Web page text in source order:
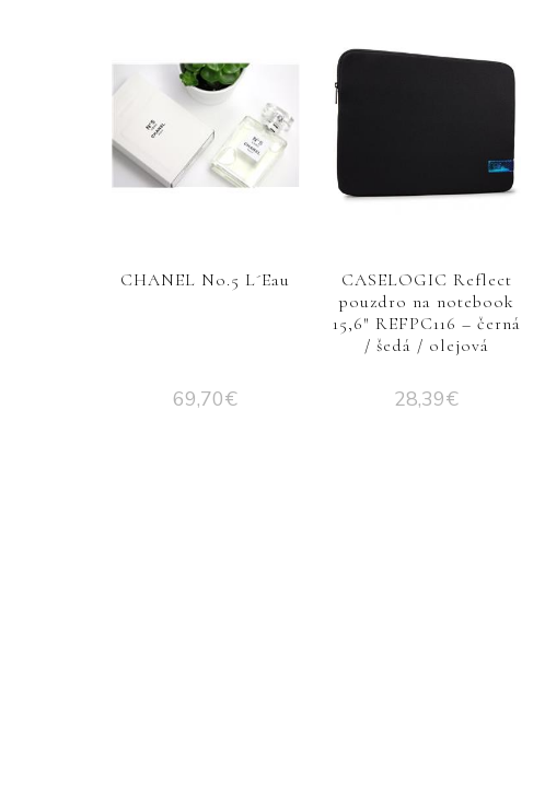
CHANEL No.5 L´Eau
69,70€
CASELOGIC Reflect
pouzdro na notebook
15,6″ REFPC116 – černá
/ šedá / olejová
28,39€